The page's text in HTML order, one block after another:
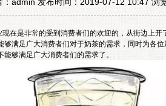
在是非常的受到消费者们的欢迎的，从街边上
满足广大消费者们对于奶茶的需求，同时为各
够满足广大消费者们的需求了。